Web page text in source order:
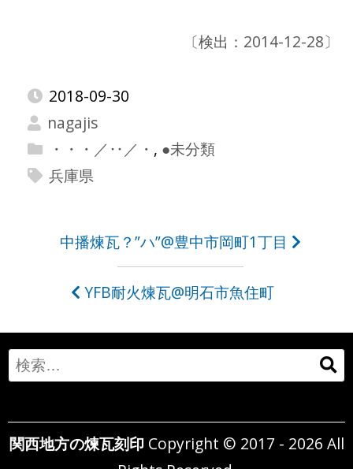
〔検出：2014-12-28〕
2018-09-30
nagajis
・・・／‥／・ , ●未分類
兵庫県
ビ
ゲ
ー
シ
ョ
中播煉瓦？”ハ”@豊中市岡町1丁目
YFB耐火煉瓦@明石市魚住町
Search
for:
関西地方の煉瓦刻印 Copyright © 2017 - 2026 All